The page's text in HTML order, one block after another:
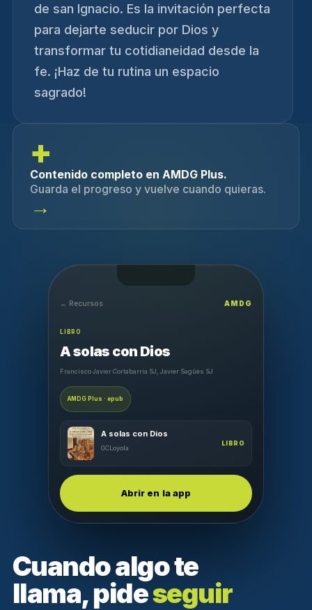
de san Ignacio. Es la invitación perfecta
para dejarte seducir por Dios y
transformar tu cotidianeidad desde la
fe. ¡Haz de tu rutina un espacio
sagrado!
+
Contenido completo en AMDG Plus.
Guarda el progreso y vuelve cuando quieras.
→
Cuando algo te
llama, pideseguir
← Recursos AMDG
LIBRO
A solas con Dios
Francisco Javier Cortabarría SJ, Javier Sagüés SJ
AMDG Plus · epub
A solas con Dios
GCLoyola
LIBRO
Abrir en la app